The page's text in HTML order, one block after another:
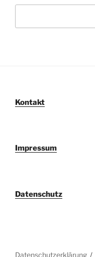
Kontakt
Impressum
Datenschutz
Datenschutzerklärung